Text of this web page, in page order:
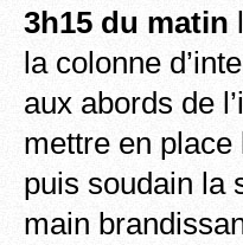
3h15 du matin
la colonne
aux abords de
mettre en place
puis soudain la
main